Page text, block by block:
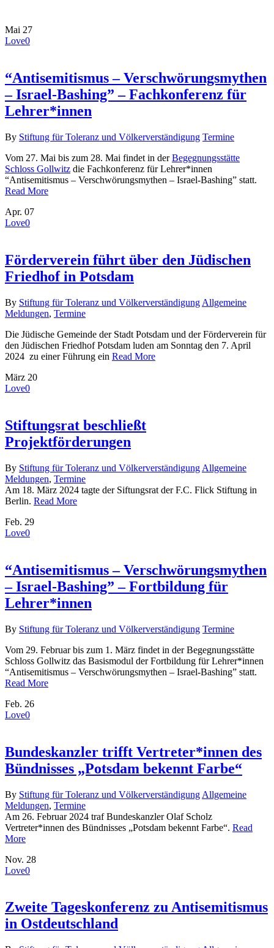
Mai 27
Love0
“Antisemitismus – Verschwörungsmythen
– Israel-Bashing” – Fachkonferenz für
Lehrer*innen
By Stiftung für Toleranz und Völkerverständigung Termine
Vom 27. Mai bis zum 28. Mai findet in derBegegnungsstätte
Schloss Gollwitz die Fachkonferenz für Lehrer*innen
“Antisemitismus – Verschwörungsmythen – Israel-Bashing” statt.
Read More
Apr. 07
Love0
Förderverein führt über den Jüdischen
Friedhof in Potsdam
By Stiftung für Toleranz und Völkerverständigung Allgemeine
Meldungen, Termine
Die Jüdische Gemeinde der Stadt Potsdam und der Förderverein für
den Jüdischen Friedhof Potsdam luden am Sonntag den 7. April
2024 zu einer Führung ein Read More
März 20
Love0
Stiftungsrat beschließt
Projektförderungen
By Stiftung für Toleranz und Völkerverständigung Allgemeine
Meldungen, Termine
Am 18. März 2024 tagte der Siftungsrat der F.C. Flick Stiftung in
Berlin. Read More
Feb. 29
Love0
“Antisemitismus – Verschwörungsmythen
– Israel-Bashing” – Fortbildung für
Lehrer*innen
By Stiftung für Toleranz und Völkerverständigung Termine
Vom 29. Februar bis zum 1. März findet in der Begegnungsstätte
Schloss Gollwitz das Basismodul der Fortbildung für Lehrer*innen
“Antisemitismus – Verschwörungsmythen – Israel-Bashing” statt.
Read More
Feb. 26
Love0
Bundeskanzler trifft Vertreter*innen des
Bündnisses „Potsdam bekennt Farbe“
By Stiftung für Toleranz und Völkerverständigung Allgemeine
Meldungen, Termine
Am 26. Februar 2024 traf Bundeskanzler Olaf Scholz
Vertreter*innen des Bündnisses „Potsdam bekennt Farbe“. Read
More
Nov. 28
Love0
Zweite Tageskonferenz zu Antisemitismus
in Ostdeutschland